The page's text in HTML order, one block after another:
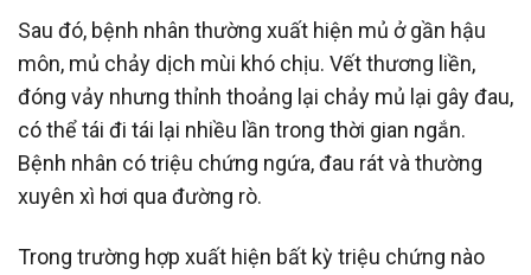
Sau đó, bệnh nhân thường xuất hiện mủ ở gần hậu
môn, mủ chảy dịch mùi khó chịu. Vết thương liền,
đóng vảy nhưng thỉnh thoảng lại chảy mủ lại gây đau,
có thể tái đi tái lại nhiều lần trong thời gian ngắn.
Bệnh nhân có triệu chứng ngứa, đau rát và thường
xuyên xì hơi qua đường rò.
Trong trường hợp xuất hiện bất kỳ triệu chứng nào